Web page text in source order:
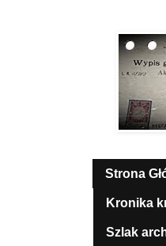
Strona
Kronika
Szlak